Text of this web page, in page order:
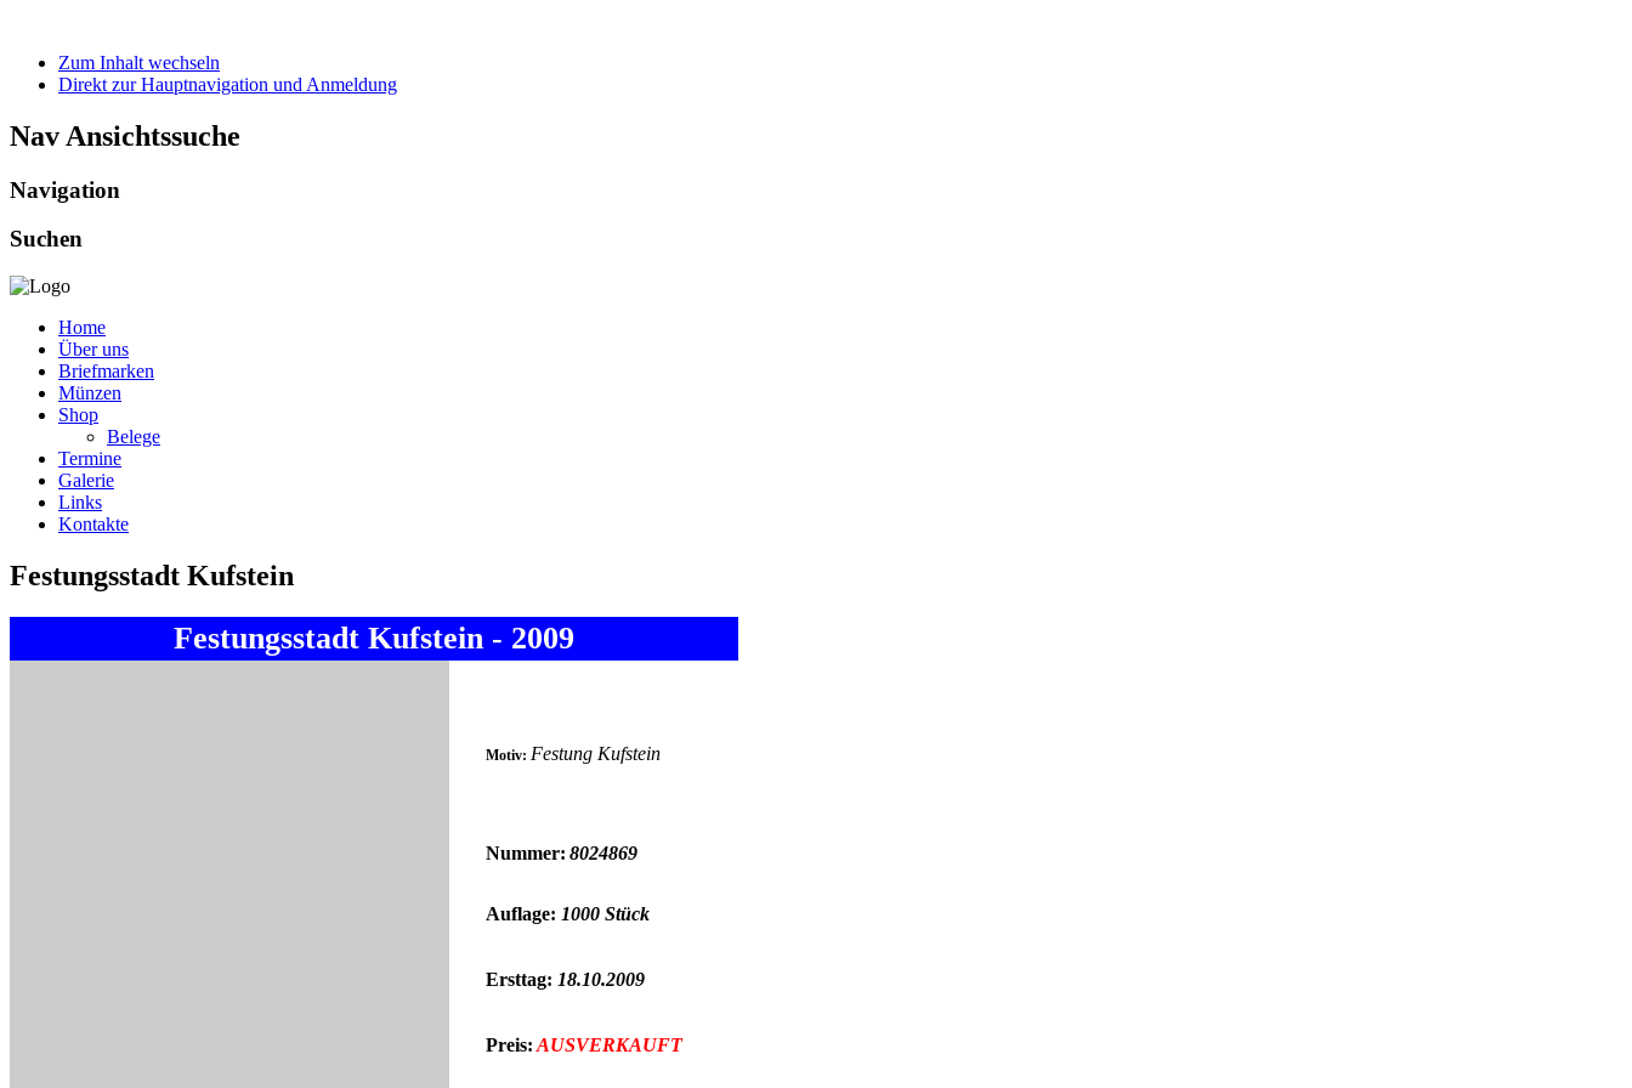
Zum Inhalt wechseln
Direkt zur Hauptnavigation und Anmeldung
Nav Ansichtssuche
Navigation
Suchen
Home
Über uns
Briefmarken
Münzen
Shop
Belege
Termine
Galerie
Links
Kontakte
Festungsstadt Kufstein
Festungsstadt Kufstein - 2009
Motiv: Festung Kufstein
Nummer: 8024869
Auflage: 1000 Stück
Ersttag: 18.10.2009
Preis: AUSVERKAUFT